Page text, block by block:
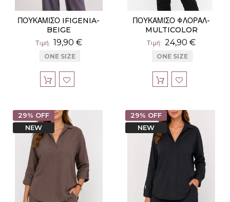
ΠΟΥΚΑΜΙΣΟ IFIGENIA-
BEIGE
Τιμή 19,90 €
ONE SIZE
ΠΟΥΚΑΜΙΣΟ ΦΛΟΡΑΛ-
MULTICOLOR
Τιμή 24,90 €
ONE SIZE
29% OFF
NEW
29% OFF
NEW